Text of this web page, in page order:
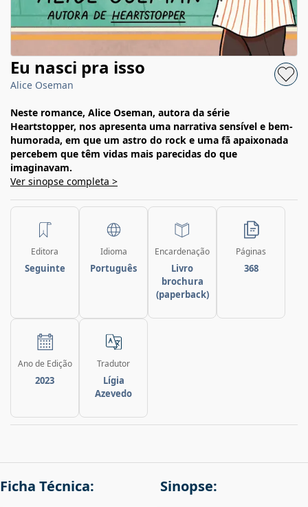
Eu nasci pra isso
Alice Oseman
Neste romance, Alice Oseman, autora da série
Heartstopper, nos apresenta uma narrativa sensível e bem-
humorada, em que um astro do rock e uma fã apaixonada
percebem que têm vidas mais parecidas do que
imaginavam.
Ver sinopse completa >
Editora
Seguinte
Idioma
Português
Encardenação
Livro
brochura
(paperback)
Páginas
368
Ano de Edição
2023
Tradutor
Lígia
Azevedo
Ficha Técnica: Sinopse: